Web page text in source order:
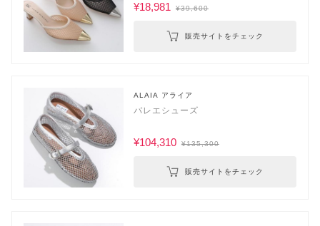
¥18,981 ¥39,600
販売サイトをチェック
ALAIA アライア
バレエシューズ
¥104,310 ¥135,300
販売サイトをチェック